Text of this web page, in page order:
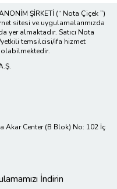
ŞİRKETİ (“ Nota Çiçek ”)
sitesi ve uygulamalarımızda
yer almaktadır. Satıcı Nota
yetkili temsilcisi/ifa hizmet
olabilmektedir.
Akar Center (B Blok) No: 102 İç
İndirin